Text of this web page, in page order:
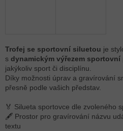
Trofej se sportovní siluetou je
s dynamickým výřezem sportovní
jakýkoliv sport či disciplínu.
Díky možnosti úprav a gravírování
přesně podle vašich představ.
🏅 Silueta sportovce dle zvoleného
🖋 Prostor pro gravírování názvu
textu